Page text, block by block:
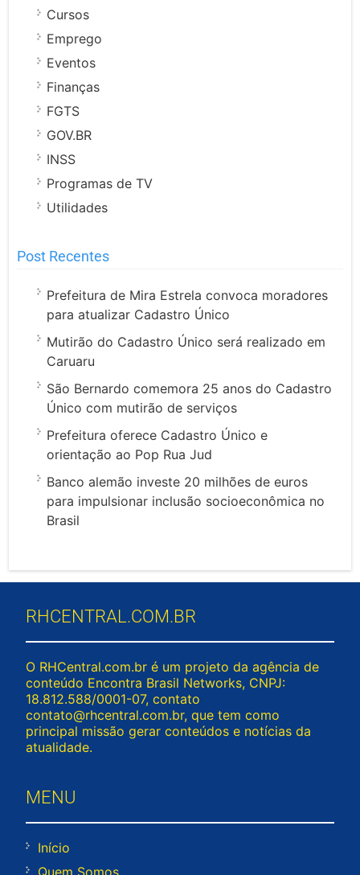
Cursos
Emprego
Eventos
Finanças
FGTS
GOV.BR
INSS
Programas de TV
Utilidades
Post Recentes
Prefeitura de Mira Estrela convoca moradores
para atualizar Cadastro Único
Mutirão do Cadastro Único será realizado em
Caruaru
São Bernardo comemora 25 anos do Cadastro
Único com mutirão de serviços
Prefeitura oferece Cadastro Único e
orientação ao Pop Rua Jud
Banco alemão investe 20 milhões de euros
para impulsionar inclusão socioeconômica no
Brasil
RHCENTRAL.COM.BR
O RHCentral.com.br é um projeto da agência de
conteúdo Encontra Brasil Networks, CNPJ:
18.812.588/0001-07, contato
contato@rhcentral.com.br, que tem como
principal missão gerar conteúdos e notícias da
atualidade.
MENU
Início